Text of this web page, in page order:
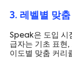
3. 레벨별 맞
Speak은 도입 시
급자는 기초 표현,
이도별 맞춤 커리